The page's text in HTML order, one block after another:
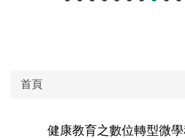
首頁
健康教育之數位轉型微